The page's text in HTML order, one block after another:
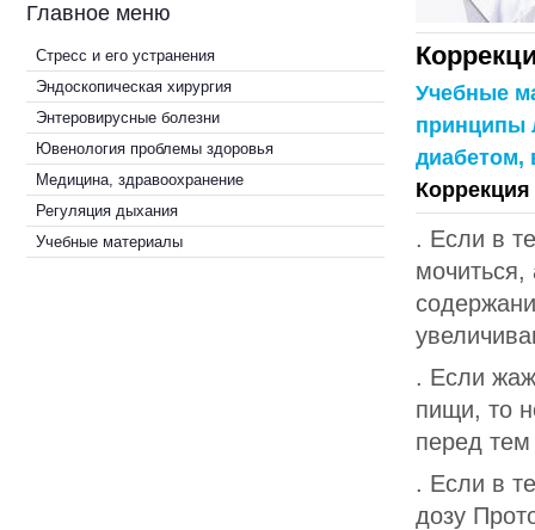
Главное меню
Стресс и его устранения
Эндоскопическая хирургия
Энтеровирусные болезни
Ювенология проблемы здоровья
Медицина, здравоохранение
Регуляция дыхания
Учебные материалы
Учебные
принципы
диабетом,
. Если в
. Если
пищи, то
перед
. Если в
дозу